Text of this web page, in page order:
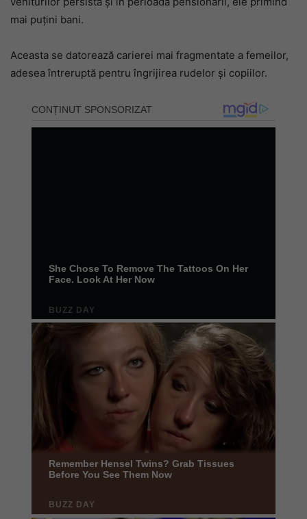
mai puțini bani.
Aceasta se datorează carierei mai fragmentate a femeilor,
adesea întreruptă pentru îngrijirea rudelor și copiilor.